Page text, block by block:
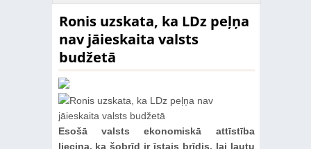
Ronis uzskata, ka LDz peļņa
nav jāieskaita valsts
budžetā
Esošā valsts ekonomiskā attīstība
liecina, ka šobrīd ir īstais brīdis, lai ļautu